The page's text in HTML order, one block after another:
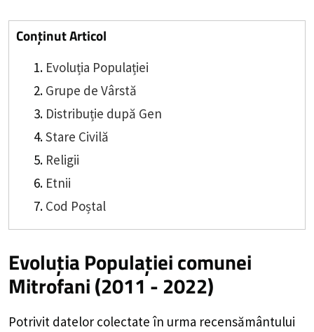
Conținut Articol
Evoluția Populației
Grupe de Vârstă
Distribuție după Gen
Stare Civilă
Religii
Etnii
Cod Poștal
Evoluția Populației comunei
Mitrofani (2011 - 2022)
Potrivit datelor colectate în urma recensământului